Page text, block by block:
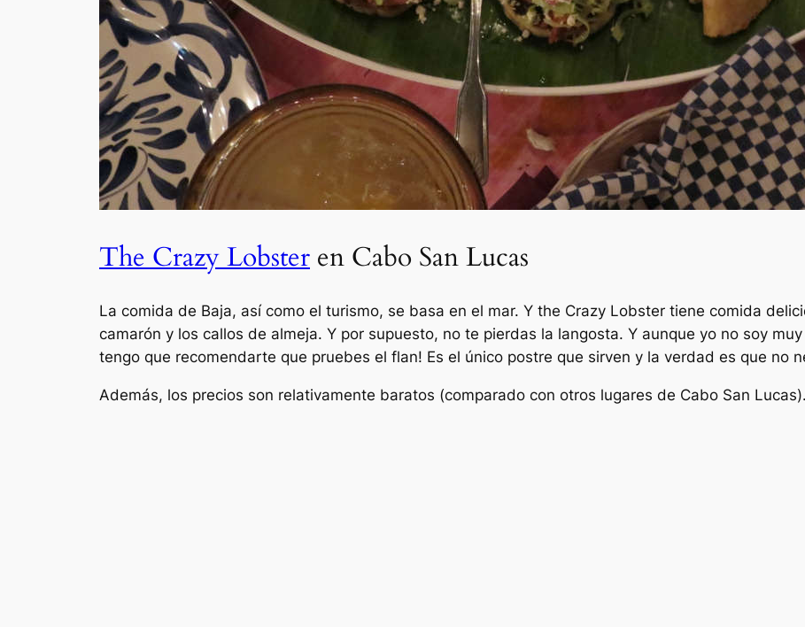
The Crazy Lobster en Cabo San Lucas
La comida de Baja, así como el turismo, se basa en el mar. Y the Crazy Lobster tiene comida
camarón y los callos de almeja. Y por supuesto, no te pierdas la langosta. Y aunque yo no soy
tengo que recomendarte que pruebes el flan! Es el único postre que sirven y la verdad es que no
Además, los precios son relativamente baratos (comparado con otros lugares de Cabo San Lucas).